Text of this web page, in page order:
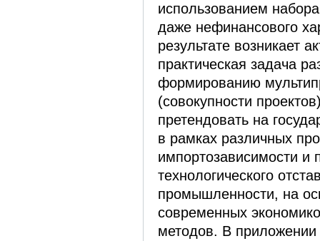
использованием
даже нефинансового
результате возникает
практическая задача
формированию
(совокупности
претендовать на
в рамках различных
импортозависимости и
технологического
промышленности, на
современных
методов. В приложении